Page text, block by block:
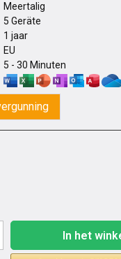
Meertalig
5 Geräte
1 jaar
EU
5 - 30 Minuten
In het